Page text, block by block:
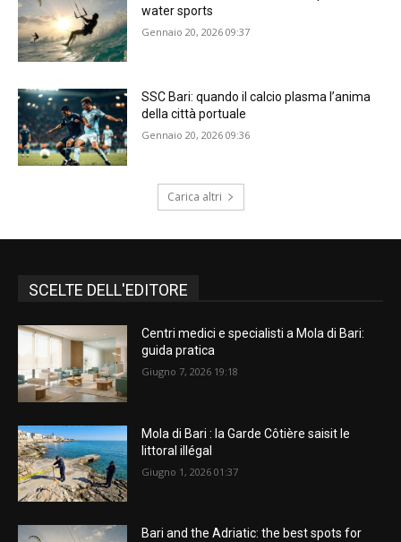
water sports
Gennaio 20, 2026 09:37
SSC Bari: quando il calcio plasma l’anima
della città portuale
Gennaio 20, 2026 09:36
Carica altri
SCELTE DELL'EDITORE
Centri medici e specialisti a Mola di Bari:
guida pratica
Giugno 7, 2026 19:18
Mola di Bari : la Garde Côtière saisit le
littoral illégal
Giugno 1, 2026 01:37
Bari and the Adriatic: the best spots for